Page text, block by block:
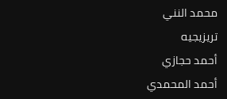
محمد النني
تريزيجيه
أحمد حجازي
أحمد المحمدي